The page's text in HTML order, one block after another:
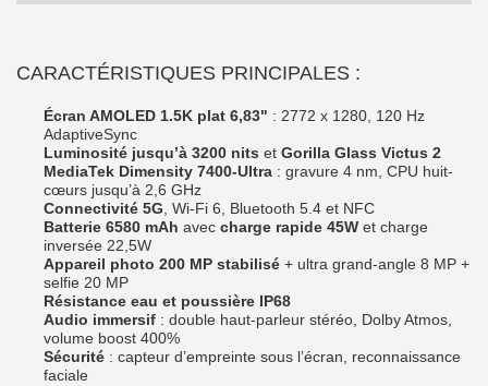
CARACTÉRISTIQUES PRINCIPALES :
Écran AMOLED 1.5K plat 6,83" : 2772 x 1280, 120 Hz
AdaptiveSync
Luminosité jusqu’à 3200 nits et Gorilla Glass Victus 2
MediaTek Dimensity 7400-Ultra : gravure 4 nm, CPU huit-
cœurs jusqu’à 2,6 GHz
Connectivité 5G , Wi-Fi 6, Bluetooth 5.4 et NFC
Batterie 6580 mAh avec charge rapide 45W et charge
inversée 22,5W
Appareil photo 200 MP stabilisé + ultra grand-angle 8 MP +
selfie 20 MP
Résistance eau et poussière IP68
Audio immersif : double haut-parleur stéréo, Dolby Atmos,
volume boost 400%
Sécurité : capteur d’empreinte sous l’écran, reconnaissance
faciale